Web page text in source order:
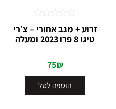
זרוע + מגב אחורי – צ׳רי
טיגו 8 פרו 2023 ומעלה
75₪
הוספה לסל
דורג
0
מתוך